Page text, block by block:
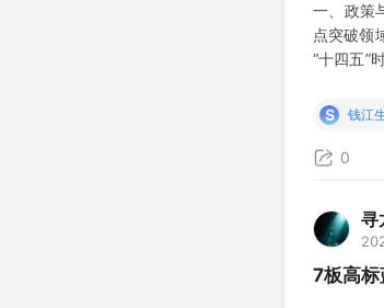
一、政策
点突破领
“十四五”
期，是
中，仍
S 钱江
0
寻
7板高